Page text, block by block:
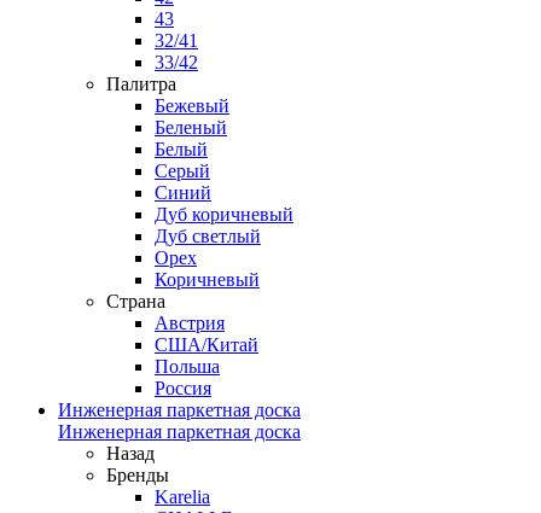
43
32/41
33/42
Палитра
Бежевый
Беленый
Белый
Серый
Синий
Дуб коричневый
Дуб светлый
Орех
Коричневый
Страна
Австрия
США/Китай
Польша
Россия
Инженерная паркетная доска
Инженерная паркетная доска
Назад
Бренды
Karelia